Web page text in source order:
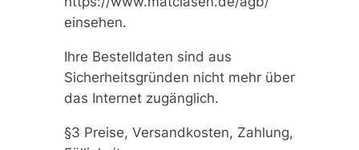
einsehen.
Ihre Bestelldaten sind aus
Sicherheitsgründen nicht mehr über
das Internet zugänglich.
§3 Preise, Versandkosten, Zahlung,